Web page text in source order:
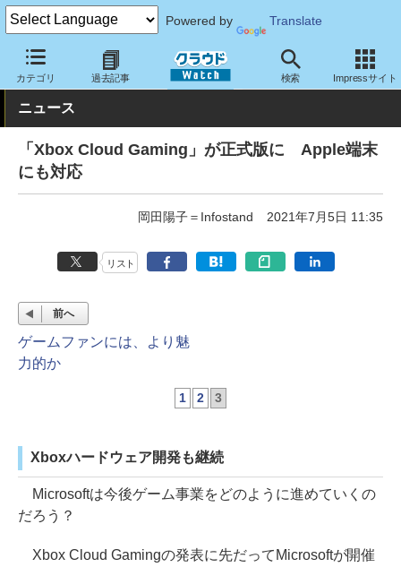
Powered by Translate
カテゴリ 過去記事 検索 Impressサイト
クラウド Watch トピック 業界動向
ニュース
「Xbox Cloud Gaming」が正式版に Apple端末
にも対応
岡田陽子＝Infostand 2021年7月5日 11:35
リスト
前へ
ゲームファンには、より魅
力的か
1 2 3
Xboxハードウェア開発も継続
Microsoftは今後ゲーム事業をどのように進めていくの
だろう？
Xbox Cloud Gamingの発表に先だってMicrosoftが開催